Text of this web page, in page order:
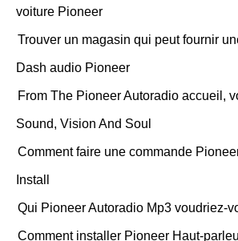
voiture Pioneer
Trouver un magasin qui peut fournir
Dash audio Pioneer
From The Pioneer Autoradio accueil,
Sound, Vision And Soul
Comment faire une commande
Install
Qui Pioneer Autoradio Mp3 voudriez-
Comment installer Pioneer Haut-